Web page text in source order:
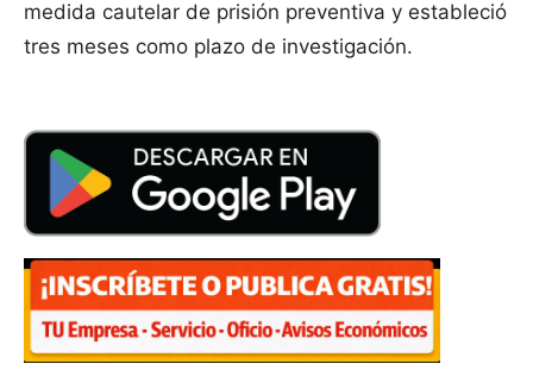
medida cautelar de prisión preventiva y estableció
tres meses como plazo de investigación.